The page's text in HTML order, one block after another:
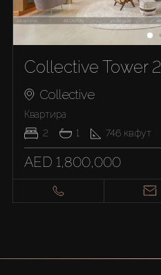
Collective Tower 2
Collective
Квартира
2
1 746 кв.фут
AED 1,800,000